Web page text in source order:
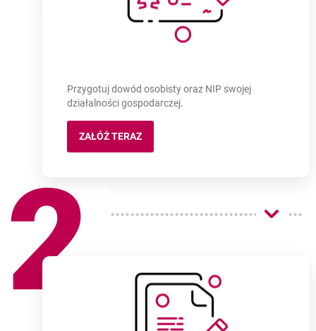
Darmowe otwarcie konta firmowego
Przygotuj dowód osobisty oraz NIP swojej
działalności gospodarczej.
ZAŁÓŻ TERAZKONTO MÓJ BIZNES
2